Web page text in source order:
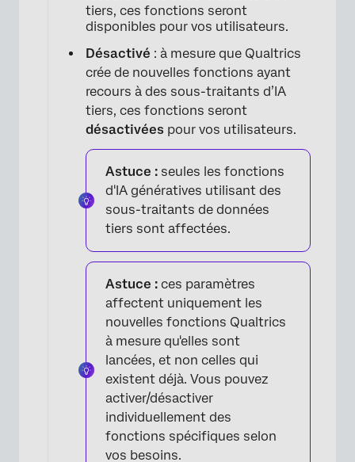
×
tiers, ces fonctions seront
disponibles pour vos utilisateurs.
Désactivé : à mesure que Qualtrics
crée de nouvelles fonctions ayant
recours à des sous-traitants d’IA
tiers, ces fonctions seront
désactivées pour vos utilisateurs.
Astuce : seules les fonctions
d'IA génératives utilisant des
sous-traitants de données
tiers sont affectées.
Astuce : ces paramètres
affectent uniquement les
nouvelles fonctions Qualtrics
à mesure qu'elles sont
lancées, et non celles qui
existent déjà. Vous pouvez
activer/désactiver
individuellement des
fonctions spécifiques selon
vos besoins.